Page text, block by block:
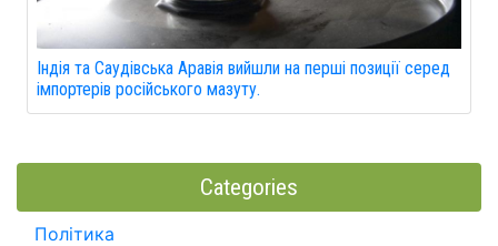
Індія та Саудівська Аравія вийшли на перші позиції серед
імпортерів російського мазуту.
Categories
Політика